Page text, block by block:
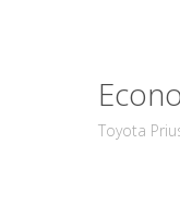
Toyota